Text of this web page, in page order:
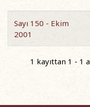
Sayı 150 - Ekim
2001
1 kayıttan 1 - 1